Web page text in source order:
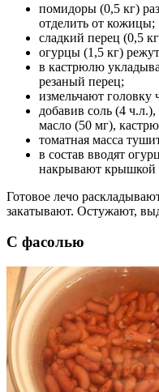
помидоры (0,5 кг)
отделить от кожицы;
сладкий перец (0,5
огурцы (1,5 кг)
в кастрюлю
резаный перец;
измельчают головку
добавив соль (4
масло (50 мг),
томатная масса
в состав вводят
накрывают крышкой
Готовое лечо
закатывают. Остужают,
С фасолью